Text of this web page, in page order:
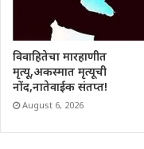
विवाहितेचा मारहाणीत
मृत्यू,अकस्मात मृत्यूची
नोंद,नातेवाईक संतप्त!
August 6, 2026